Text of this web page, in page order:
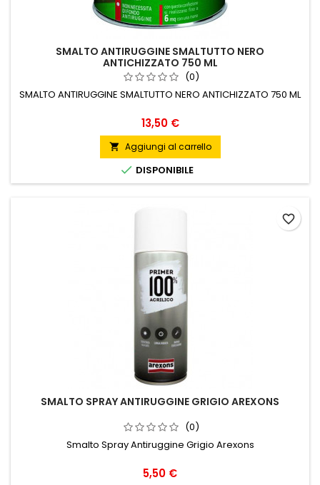
SMALTO ANTIRUGGINE SMALTUTTO NERO
ANTICHIZZATO 750 ML
(0)
SMALTO ANTIRUGGINE SMALTUTTO NERO ANTICHIZZATO 750 ML
Prezzo
13,50 €
 Aggiungi al carrello
 DISPONIBILE
SMALTO SPRAY ANTIRUGGINE GRIGIO AREXONS
(0)
Smalto Spray Antiruggine Grigio Arexons
Prezzo
5,50 €
favorite_border